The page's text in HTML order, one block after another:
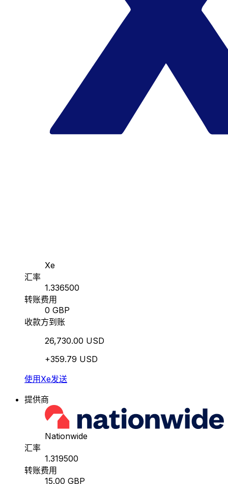
Xe
汇率
1.336500
转账费用
0 GBP
收款方到账
26,730.00 USD
+359.79 USD
使用Xe发送
提供商
Nationwide
汇率
1.319500
转账费用
15.00 GBP